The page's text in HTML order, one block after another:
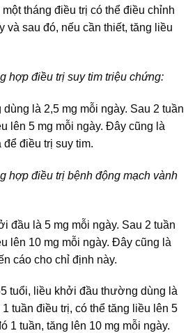
tháng điều trị có thể điều chỉnh
và sau đó, nếu cần thiết, tăng liều
hợp điều trị suy tim triệu chứng:
là 2,5 mg mỗi ngày. Sau 2 tuần
lên 5 mg mỗi ngày. Đây cũng là
để điều trị suy tim.
hợp điều trị bệnh động mạch vành
đầu là 5 mg mỗi ngày. Sau 2 tuần
lên 10 mg mỗi ngày. Đây cũng là
cáo cho chỉ định này.
tuổi, liều khởi đầu thường dùng là
tuần điều trị, có thể tăng liều lên 5
1 tuần, tăng lên 10 mg mỗi ngày.